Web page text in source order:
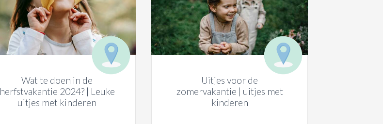
Wat te doen in de
herfstvakantie 2024? | Leuke
uitjes met kinderen
Uitjes voor de
zomervakantie | uitjes met
kinderen